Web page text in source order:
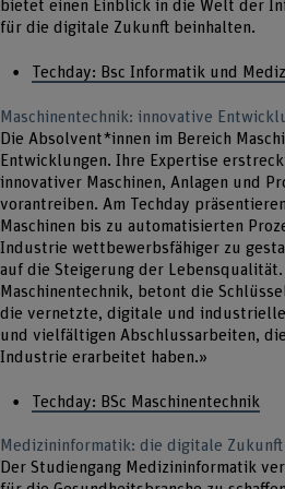
bietet einen Einblick in die Welt der
für die digitale Zukunft beinhalten.
Techday: Bsc Informatik und
Maschinentechnik: innovative
Die Absolvent*innen im Bereich
Entwicklungen. Ihre Expertise
innovativer Maschinen, Anlagen und
vorantreiben. Am Techday
Maschinen bis zu automatisierten
Industrie wettbewerbsfähiger zu
auf die Steigerung der
Maschinentechnik, betont die
die vernetzte, digitale und
und vielfältigen Abschlussarbeiten,
Industrie erarbeitet haben.»
Techday: BSc Maschinentechnik
Medizininformatik: die digitale
Der Studiengang Medizininformatik